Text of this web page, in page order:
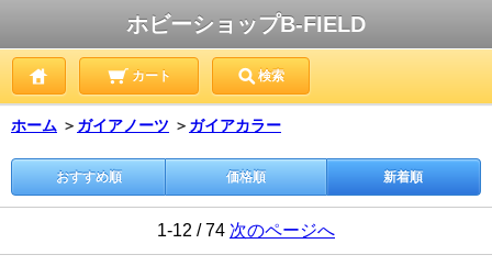
ホビーショップB-FIELD
カート 検索
ホーム ＞ ガイアノーツ ＞ ガイアカラー
おすすめ順 価格順 新着順
1-12 / 74 次のページへ